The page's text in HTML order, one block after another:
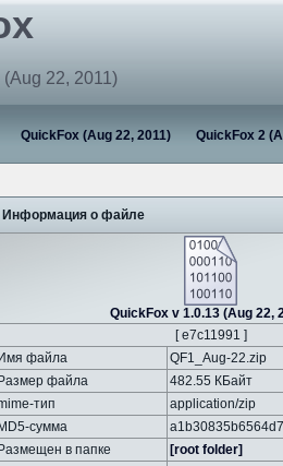
22, 2011)
QuickFox (Aug 22, 2011) QuickFox 2
Информация о файле
QuickFox v 1.0.13 (Aug 22,
[ e7c11991 ]
Имя файла
QF1_Aug-22.zip
Размер файла
482.55 КБайт
тип
application/zip
MD5-сумма
Размещен в папке
[root folder]